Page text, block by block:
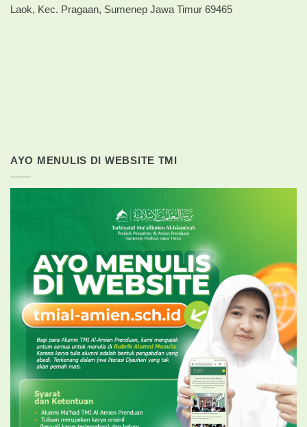
Laok, Kec. Pragaan, Sumenep Jawa Timur 69465
AYO MENULIS DI WEBSITE TMI